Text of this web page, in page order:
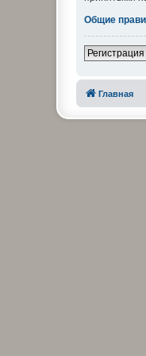
Общие
Регистрация
Главная